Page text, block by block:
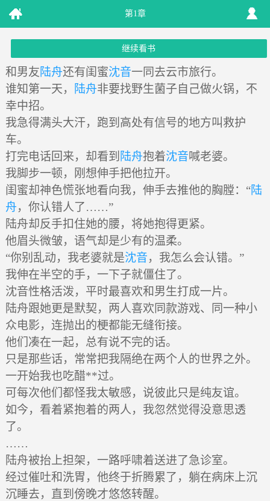
第1章
继续看书
和男友陆舟还有闺蜜沈音一同去云市旅行。
谁知第一天，
陆舟非要找野生菌子自己做火锅，不
幸中招。
我急得满头大汗，跑到高处有信号的地方叫救护
车。
打完电话回来，却看到 陆舟抱着沈音喊老婆。
我脚步一顿，刚想伸手把他拉开。
闺蜜却神色慌张地看向我，伸手去推他的胸膛：“陆
舟，你认错人了……”
陆舟却反手扣住她的腰，将她抱得更紧。
他眉头微皱，语气却是少有的温柔。
“你别乱动，我老婆就是沈音，我怎么会认错。”
我伸在半空的手，一下子就僵住了。
沈音性格活泼，平时最喜欢和男生打成一片。
陆舟跟她更是默契，两人喜欢同款游戏、同一种小
众电影，连抛出的梗都能无缝衔接。
他们凑在一起，总有说不完的话。
只是那些话，常常把我隔绝在两个人的世界之外。
一开始我也吃醋**过。
可每次他们都怪我太敏感，说彼此只是纯友谊。
如今，看着紧抱着的两人，我忽然觉得没意思透
了。
……
陆舟被抬上担架，一路呼啸着送进了急诊室。
经过催吐和洗胃，他终于折腾累了，躺在病床上沉
沉睡去，直到傍晚才悠悠转醒。